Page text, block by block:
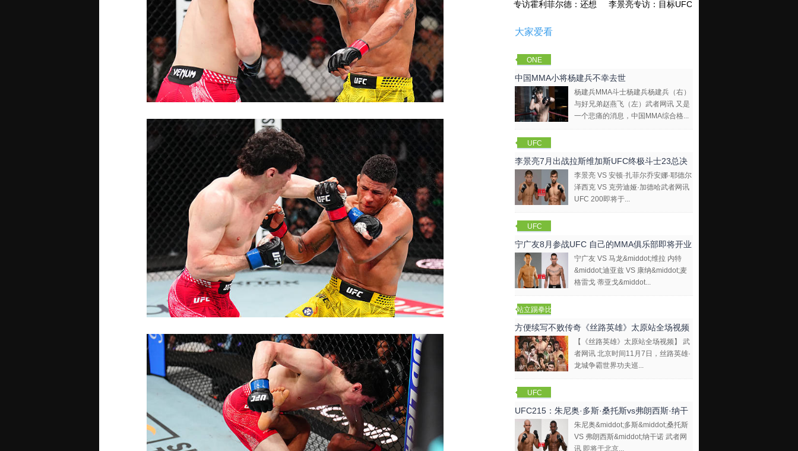
专访霍利菲尔德：还想再和泰森干一架！李景亮专访：目标UFC金腰带 不做打酱油
大家爱看
ONE
Champions
hip
中国MMA小将杨建兵不幸去世
杨建兵MMA斗士杨建兵杨建兵（右）
与好兄弟赵燕飞（左）武者网讯 又是
一个悲痛的消息，中国MMA综合格...
UFC
李景亮7月出战拉斯维加斯UFC终极斗士23总决
李景亮 VS 安顿·扎菲尔乔安娜·耶德尔
泽西克 VS 克劳迪娅·加德哈武者网讯
UFC 200即将于...
UFC
宁广友8月参战UFC 自己的MMA俱乐部即将开业
宁广友 VS 马龙&middot;维拉 内特
&middot;迪亚兹 VS 康纳&middot;麦
格雷戈 蒂亚戈&middot...
站立踢拳比
赛视频
方便续写不败传奇《丝路英雄》太原站全场视频
【《丝路英雄》太原站全场视频】 武
者网讯 北京时间11月7日，丝路英雄·
龙城争霸世界功夫巡...
UFC
UFC215：朱尼奥·多斯·桑托斯vs弗朗西斯·纳干
朱尼奥&middot;多斯&middot;桑托斯
VS 弗朗西斯&middot;纳干诺 武者网
讯 即将于北京...